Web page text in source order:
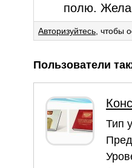
полю.
Авторизуйтесь , чтобы
Пользователи
Тип